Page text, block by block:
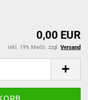
0,00 EUR
inkl. 19% MwSt. zzgl. Versand